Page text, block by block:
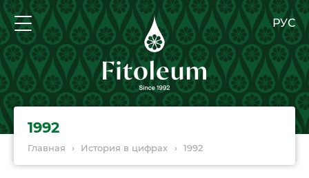
РУС
Главная › История в цифрах › 1992
1992